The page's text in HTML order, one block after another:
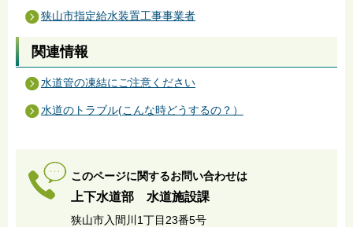
狭山市指定給水装置工事事業者
関連情報
水道管の凍結にご注意ください
水道のトラブル(こんな時どうするの？）
このページに関するお問い合わせは
上下水道部 水道施設課
狭山市入間川1丁目23番5号